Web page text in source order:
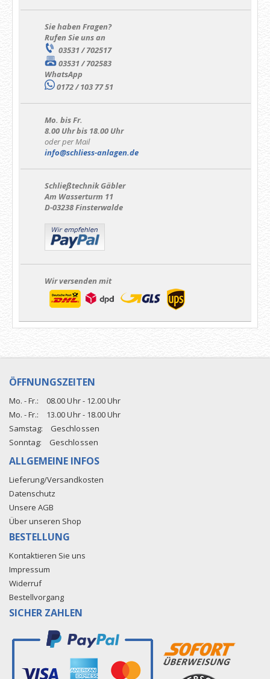
Sie haben Fragen?
Rufen Sie uns an
03531 / 702517
03531 / 702583
WhatsApp
0172 / 103 77 51
Mo. bis Fr.
8.00 Uhr bis 18.00 Uhr
oder per Mail
info@schliess-anlagen.de
Schließtechnik Gäbler
Am Wasserturm 11
D-03238 Finsterwalde
Wir versenden mit
ÖFFNUNGSZEITEN
Mo. - Fr.:
08.00 Uhr - 12.00 Uhr
Mo. - Fr.:
13.00 Uhr - 18.00 Uhr
Samstag:
Geschlossen
Sonntag:
Geschlossen
ALLGEMEINE INFOS
Lieferung/Versandkosten
Datenschutz
Unsere AGB
Über unseren Shop
BESTELLUNG
Kontaktieren Sie uns
Impressum
Widerruf
Bestellvorgang
SICHER ZAHLEN